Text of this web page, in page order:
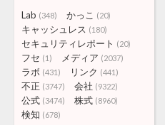
Lab (348) かっこ (20)
キャッシュレス (180)
セキュリティレポート (20)
フセ (1) メディア (2037)
ラボ (431) リンク (441)
不正 (3747) 会社 (9322)
公式 (3474) 株式 (8960)
検知 (678)